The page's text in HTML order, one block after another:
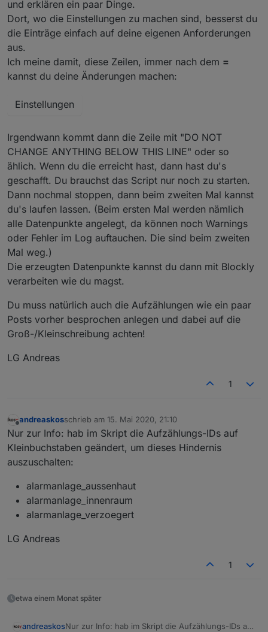
und erklären ein paar Dinge.
Dort, wo die Einstellungen zu machen sind, besserst du
die Einträge einfach auf deine eigenen Anforderungen
aus.
Ich meine damit, diese Zeilen, immer nach dem =
kannst du deine Änderungen machen:
Einstellungen
Irgendwann kommt dann die Zeile mit "DO NOT
CHANGE ANYTHING BELOW THIS LINE" oder so
ählich. Wenn du die erreicht hast, dann hast du's
geschafft. Du brauchst das Script nur noch zu starten.
Dann nochmal stoppen, dann beim zweiten Mal kannst
du's laufen lassen. (Beim ersten Mal werden nämlich
alle Datenpunkte angelegt, da können noch Warnings
oder Fehler im Log auftauchen. Die sind beim zweiten
Mal weg.)
Die erzeugten Datenpunkte kannst du dann mit Blockly
verarbeiten wie du magst.
Du muss natürlich auch die Aufzählungen wie ein paar
Posts vorher besprochen anlegen und dabei auf die
Groß-/Kleinschreibung achten!
LG Andreas
1
andreaskosschrieb am 15. Mai 2020, 21:10
zuletzt editiert von
Nur zur Info: hab im Skript die Aufzählungs-IDs auf
Kleinbuchstaben geändert, um dieses Hindernis
auszuschalten:
alarmanlage_aussenhaut
alarmanlage_innenraum
alarmanlage_verzoegert
LG Andreas
1
etwa einem Monat später
andreaskosNur zur Info: hab im Skript die Aufzählungs-IDs auf